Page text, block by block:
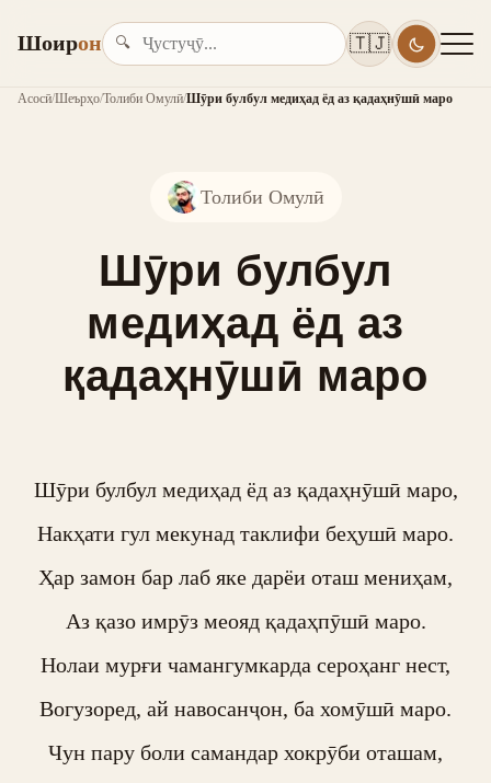
Шоирон 🔍 🇹🇯
Асосӣ/Шеърҳо/Толиби Омулӣ/Шӯри булбул медиҳад ёд аз қадаҳнӯшӣ маро
Толиби Омулӣ
Шӯри булбул
медиҳад ёд аз
қадаҳнӯшӣ маро
Шӯри булбул медиҳад ёд аз қадаҳнӯшӣ маро,
Накҳати гул мекунад таклифи беҳушӣ маро.
Ҳар замон бар лаб яке дарёи оташ мениҳам,
Аз қазо имрӯз меояд қадаҳпӯшӣ маро.
Нолаи мурғи чамангумкарда сероҳанг нест,
Вогузоред, ай навосанҷон, ба хомӯшӣ маро.
Чун пару боли самандар хокрӯби оташам,